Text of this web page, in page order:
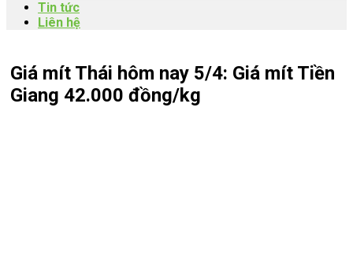
Tin tức
Liên hệ
Giá mít Thái hôm nay 5/4: Giá mít Tiền
Giang 42.000 đồng/kg